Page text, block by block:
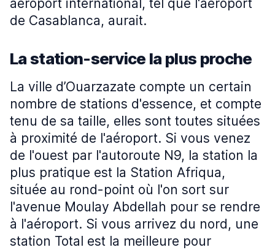
aéroport international, tel que l'aéroport
de Casablanca, aurait.
La station-service la plus proche
La ville d’Ouarzazate compte un certain
nombre de stations d'essence, et compte
tenu de sa taille, elles sont toutes situées
à proximité de l'aéroport. Si vous venez
de l'ouest par l'autoroute N9, la station la
plus pratique est la Station Afriqua,
située au rond-point où l'on sort sur
l'avenue Moulay Abdellah pour se rendre
à l'aéroport. Si vous arrivez du nord, une
station Total est la meilleure pour